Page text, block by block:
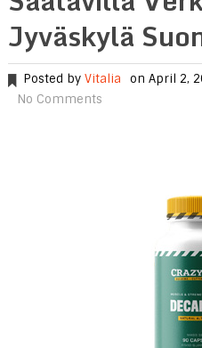
Jyväskylä
Posted by Vitalia on April 2,
No Comments